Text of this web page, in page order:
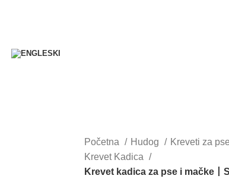
Početna
Hudog
Kreveti za pse
Krevet Kadica
Krevet kadica za pse i mačke丨